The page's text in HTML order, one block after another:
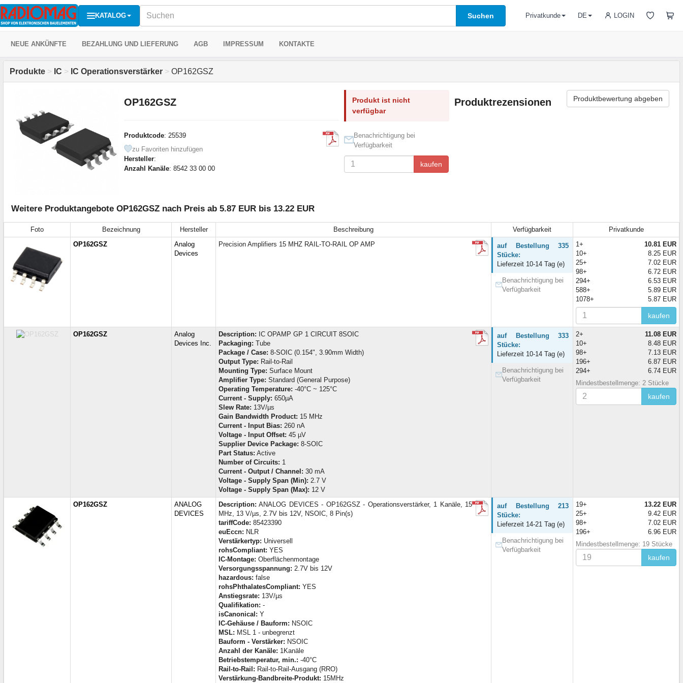
KATALOG Suchen LOGIN
Privatkunde DE
NEUE ANKÜNFTE BEZAHLUNG UND LIEFERUNG AGB IMPRESSUM KONTAKTE
Produkte > IC > IC Operationsverstärker > OP162GSZ
OP162GSZ
Produktcode: 25539
zu Favoriten hinzufügen
Hersteller:
Anzahl Kanäle: 8542 33 00 00
Produkt ist nicht
verfügbar
Benachrichtigung bei
Verfügbarkeit
kaufen
Produktrezensionen Produktbewertung abgeben
Weitere Produktangebote OP162GSZ nach Preis ab 5.87 EUR bis 13.22 EUR
Foto Bezeichnung Hersteller Beschreibung Verfügbarkeit
Privatkunde
OP162GSZ
Analog
Devices
Precision Amplifiers 15 MHZ RAIL-TO-RAIL OP AMP
auf Bestellung 335
Stücke:
Lieferzeit 10-14 Tag (e)
Benachrichtigung bei
Verfügbarkeit
1+
10.81 EUR
10+
8.25 EUR
25+
7.02 EUR
98+
6.72 EUR
294+
6.53 EUR
588+
5.89 EUR
1078+
5.87 EUR
kaufen
OP162GSZ
Analog
Devices Inc.
Description: IC OPAMP GP 1 CIRCUIT 8SOIC
Packaging: Tube
Package / Case: 8-SOIC (0.154", 3.90mm Width)
Output Type: Rail-to-Rail
Mounting Type: Surface Mount
Amplifier Type: Standard (General Purpose)
Operating Temperature: -40°C ~ 125°C
Current - Supply: 650µA
Slew Rate: 13V/µs
Gain Bandwidth Product: 15 MHz
Current - Input Bias: 260 nA
Voltage - Input Offset: 45 µV
Supplier Device Package: 8-SOIC
Part Status: Active
Number of Circuits: 1
Current - Output / Channel: 30 mA
Voltage - Supply Span (Min): 2.7 V
Voltage - Supply Span (Max): 12 V
auf Bestellung 333
Stücke:
Lieferzeit 10-14 Tag (e)
Benachrichtigung bei
Verfügbarkeit
2+
11.08 EUR
10+
8.48 EUR
98+
7.13 EUR
196+
6.87 EUR
294+
6.74 EUR
Mindestbestellmenge: 2 Stücke
kaufen
OP162GSZ
ANALOG
DEVICES
Description: ANALOG DEVICES - OP162GSZ - Operationsverstärker, 1 Kanäle, 15
MHz, 13 V/µs, 2.7V bis 12V, NSOIC, 8 Pin(s)
tariffCode: 85423390
euEccn: NLR
Verstärkertyp: Universell
rohsCompliant: YES
IC-Montage: Oberflächenmontage
Versorgungsspannung: 2.7V bis 12V
hazardous: false
rohsPhthalatesCompliant: YES
Anstiegsrate: 13V/µs
Qualifikation: -
isCanonical: Y
IC-Gehäuse / Bauform: NSOIC
MSL: MSL 1 - unbegrenzt
Bauform - Verstärker: NSOIC
Anzahl der Kanäle: 1Kanäle
Betriebstemperatur, min.: -40°C
Rail-to-Rail: Rail-to-Rail-Ausgang (RRO)
Verstärkung-Bandbreite-Produkt: 15MHz
auf Bestellung 213
Stücke:
Lieferzeit 14-21 Tag (e)
Benachrichtigung bei
Verfügbarkeit
19+
13.22 EUR
25+
9.42 EUR
98+
7.02 EUR
196+
6.96 EUR
Mindestbestellmenge: 19 Stücke
kaufen